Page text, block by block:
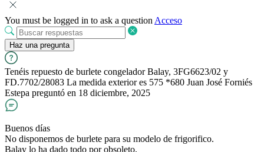
You must be logged in to ask a question Acceso
Haz una pregunta
Tenéis repuesto de burlete congelador Balay, 3FG6623/02 y
FD.7702/28083 La medida exterior es 575 *680 Juan José Forniés
Estepa preguntó en 18 diciembre, 2025
Buenos días
No disponemos de burlete para su modelo de frigorifico.
Balay lo ha dado todo por obsoleto.